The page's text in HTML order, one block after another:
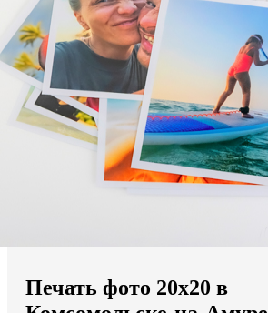
Выберите из списка:
Мы доставляем по всему миру
Продолжить без города
Печать фото 20х20 в